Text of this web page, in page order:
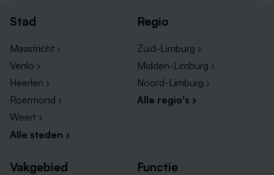
Stad
Maastricht ›
Venlo ›
Heerlen ›
Roermond ›
Weert ›
Alle steden ›
Regio
Zuid-Limburg ›
Midden-Limburg ›
Noord-Limburg ›
Alle regio's ›
Vakgebied Functie